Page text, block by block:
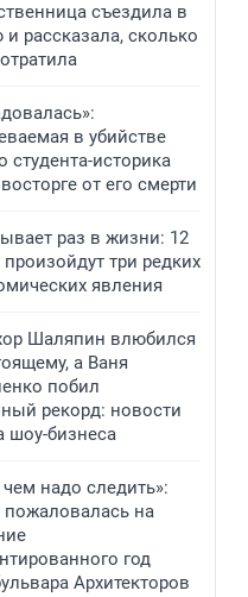
съездила в
рассказала, сколько
в убийстве
студента-историка
от его смерти
раз в жизни: 12
произойдут три редких
явления
Шаляпин влюбился
а Ваня
побил
рекорд: новости
шоу-бизнеса
чем надо следить»:
на
год
Архитекторов